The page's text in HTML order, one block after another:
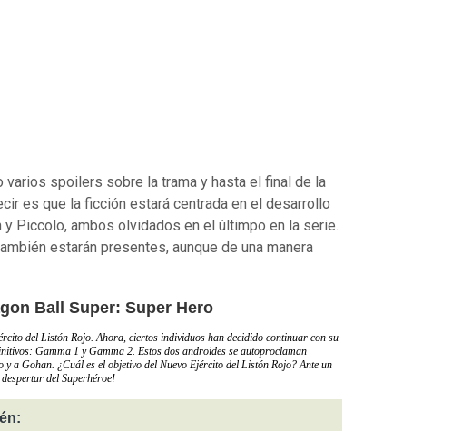
varios spoilers sobre la trama y hasta el final de la
es que la ficción estará centrada en el desarrollo
Piccolo, ambos olvidados en el últimpo en la serie.
estarán presentes, aunque de una manera
Ball Super: Super Hero
del Listón Rojo. Ahora, ciertos individuos han decidido continuar con su
Gamma 1 y Gamma 2. Estos dos androides se autoproclaman
a Gohan. ¿Cuál es el objetivo del Nuevo Ejército del Listón Rojo? Ante un
del Superhéroe!